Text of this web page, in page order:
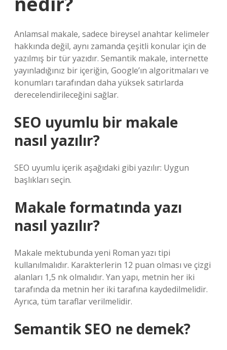
Anlamsal makale, sadece bireysel anahtar kelimeler
hakkında değil, aynı zamanda çeşitli konular için de
yazılmış bir tür yazıdır. Semantik makale, internette
yayınladığınız bir içeriğin, Google’ın algoritmaları ve
konumları tarafından daha yüksek satırlarda
derecelendirileceğini sağlar.
SEO uyumlu bir makale
nasıl yazılır?
SEO uyumlu içerik aşağıdaki gibi yazılır: Uygun
başlıkları seçin.
Makale formatında yazı
nasıl yazılır?
Makale mektubunda yeni Roman yazı tipi
kullanılmalıdır. Karakterlerin 12 puan olması ve çizgi
alanları 1,5 nk olmalıdır. Yan yapı, metnin her iki
tarafında da metnin her iki tarafına kaydedilmelidir.
Ayrıca, tüm taraflar verilmelidir.
Semantik SEO ne demek?